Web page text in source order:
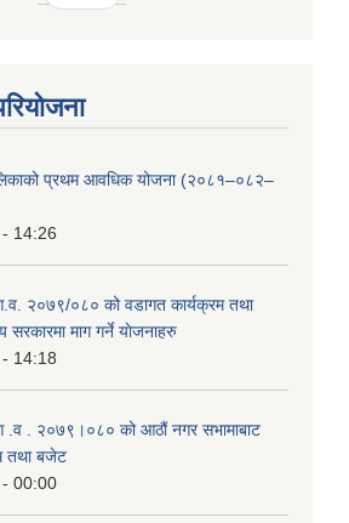
प्रथम आवधिक योजना (२०८१–०८२–
14:26
२०७९/०८० को वडागत कार्यक्रम तथा
माग गर्ने याेजनाहरु
14:18
.व . २०७९।०८० को आठौं नगर सभामाबाट
तथा बजेट
00:00